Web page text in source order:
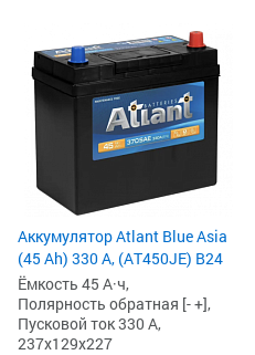
Аккумулятор Atlant Blue Asia
(45 Ah) 330 А, (AT450JE) B24
Ёмкость 45 А·ч,
Полярность обратная [- +],
Пусковой ток 330 А,
237x129x227